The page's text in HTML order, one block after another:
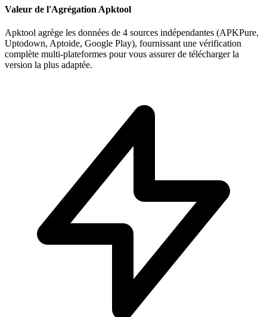
Valeur de l'Agrégation Apktool
Apktool agrège les données de 4 sources indépendantes (APKPure,
Uptodown, Aptoide, Google Play), fournissant une vérification
complète multi-plateformes pour vous assurer de télécharger la
version la plus adaptée.